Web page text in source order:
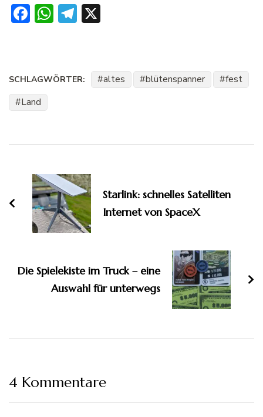
Facebook
WhatsApp
Telegram
SCHLAGWÖRTER: altes blütenspanner
fest
Land
Starlink: schnelles Satelliten
Internet von SpaceX
Die Spielekiste im Truck – eine
Auswahl für unterwegs
4 Kommentare